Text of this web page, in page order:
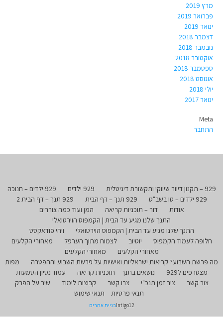
מרץ 2019
פברואר 2019
ינואר 2019
דצמבר 2018
נובמבר 2018
אוקטובר 2018
ספטמבר 2018
אוגוסט 2018
יולי 2018
ינואר 2017
Meta
התחבר
929 – תקנון דיוור שיווקי ותקשורת דיגיטלית 929 ילדים
929 ילדים – חנוכה
929 ילדים – טו בשב"ט
929 תנך – דף הבית
929 תנך – דף הבית 2
אודות
דור – תוכניות קריאה
המן ועוד כמה צוררים
התנך שלנו מגיע עד הבית | הקמפוס הוירטואלי
התנך שלנו מגיע עד הבית | הקמפוס הוירטואלי
ויהי פודאקסט
חלופה לעמוד הקמפוס
יוטיוב לצמוח מתוך הערפל
מאחורי הקלעים
מאחורי הקלעים
מאחורי הקלעים
מה פרשת השבוע? קריאות ישראליות ואישיות על פרשת השבוע וההפטרה
מפות
מצטרפים ל929
נושאים בתנך – תוכניות קריאה
עמוד נסיון הטמעות
צור קשר
ציר זמן תנכ"י צרו קשר קבוצות לימוד
שיר על הפרק
תנאי פרטיות
תנאי שימוש
Intigo12בניית אתרים